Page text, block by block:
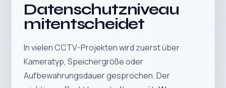
Datenschutzniveau
mitentscheidet
In vielen CCTV-Projekten wird zuerst über
Kameratyp, Speichergröße oder
Aufbewahrungsdauer gesprochen. Der